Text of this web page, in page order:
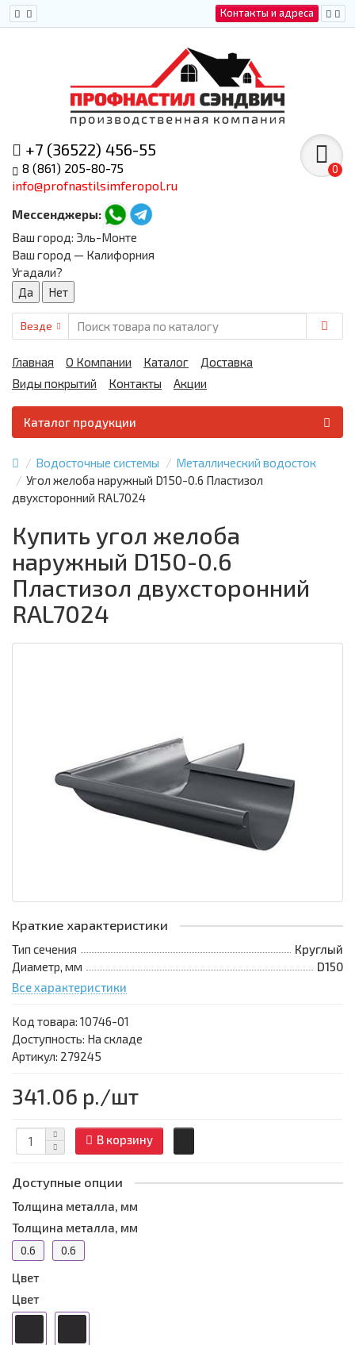
Контакты и адреса
+7 (36522) 456-55
8 (861) 205-80-75
info@profnastilsimferopol.ru
Мессенджеры:
0
Ваш город: Эль-Монте
Ваш город — Калифорния
Угадали?
Везде
Главная О Компании Каталог
Доставка
Виды покрытий
Контакты Акции
Каталог продукции
Водосточные системы
Металлический водосток
Угол желоба наружный D150-0.6 Пластизол
двухсторонний RAL7024
Купить угол желоба
наружный D150-0.6
Пластизол двухсторонний
RAL7024
Краткие характеристики
Тип сечения
Круглый
Диаметр, мм
D150
Все характеристики
Код товара: 10746-01
Доступность: На складе
Артикул: 279245
341.06 р./шт
В корзину
Доступные опции
Толщина металла, мм
Толщина металла, мм
0.6 0.6
Цвет
Цвет